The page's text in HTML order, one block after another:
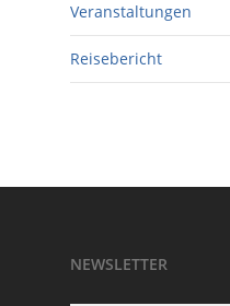
Veranstaltungen
Reisebericht
NEWSLETTER